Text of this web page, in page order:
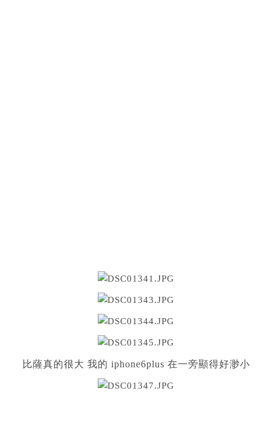
比薩真的很大 我的 iphone6plus 在一旁顯得好渺小